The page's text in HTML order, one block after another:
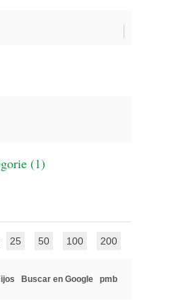
(1)
25 50 100 200
Buscar en Google pmb